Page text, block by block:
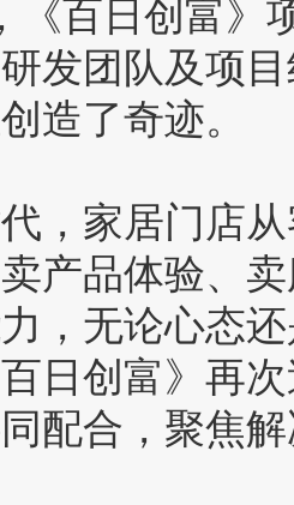
百日创富》
发团队及项
造了奇迹。
家居门店从
产品体验、
，无论心态
日创富》再
配合，聚焦